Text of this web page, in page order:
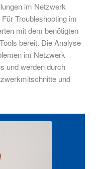
im Netzwerk
Troubleshooting im
mit dem benötigten
bereit. Die Analyse
im Netzwerk
und werden durch
und